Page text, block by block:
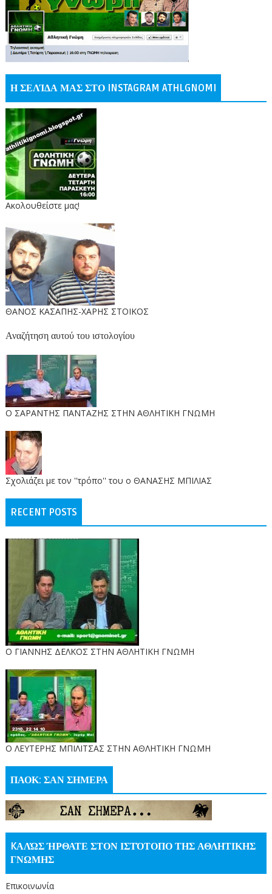
Η ΣΕΛΊΔΑ ΜΑΣ ΣΤΟ INSTAGRAM ATHLGNOMI
Ακολουθείστε μας!
ΘΑΝΟΣ ΚΑΣΑΠΗΣ-ΧΑΡΗΣ ΣΤΟΙΚΟΣ
Αναζήτηση αυτού του ιστολογίου
O ΣΑΡΑΝΤΗΣ ΠΑΝΤΑΖΗΣ ΣΤΗΝ ΑΘΛΗΤΙΚΗ ΓΝΩΜΗ
Σχολιάζει με τον ''τρόπο'' του ο ΘΑΝΑΣΗΣ ΜΠΙΛΙΑΣ
RECENT POSTS
Ο ΓΙΑΝΝΗΣ ΔΕΛΚΟΣ ΣΤΗΝ ΑΘΛΗΤΙΚΗ ΓΝΩΜΗ
O ΛΕΥΤΕΡΗΣ ΜΠΙΛΙΤΣΑΣ ΣΤΗΝ ΑΘΛΗΤΙΚΗ ΓΝΩΜΗ
ΠΑΟΚ: ΣΑΝ ΣΗΜΕΡΑ
KΑΛΏΣ ΉΡΘΑΤΕ ΣΤΟΝ ΙΣΤΌΤΟΠΟ ΤΗΣ ΑΘΛΗΤΙΚΗΣ
ΓΝΩΜΗΣ
Επικοινωνία